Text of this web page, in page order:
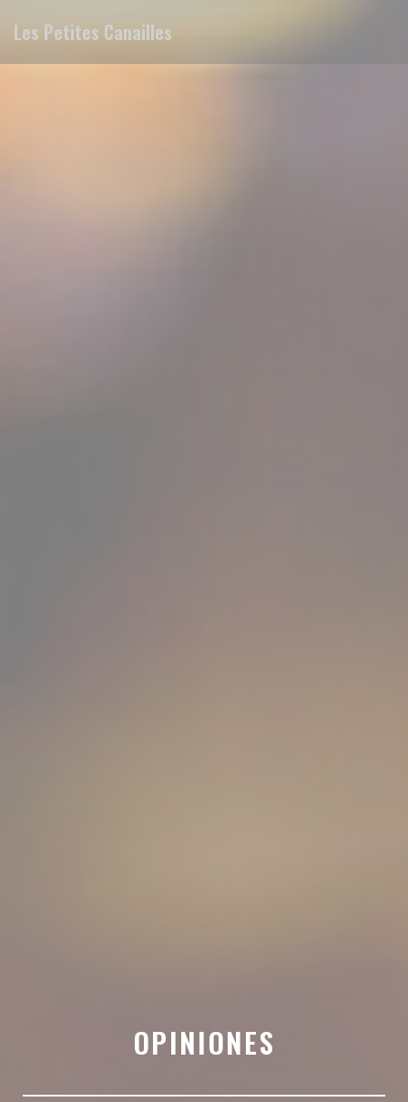
Les Petites Canailles
OPINIONES